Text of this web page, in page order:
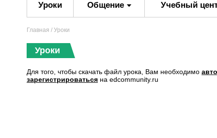
Уроки Общение Учебный
Главная / Уроки
Уроки
Для того, чтобы скачать файл урока, Вам необходимо
зарегистрироваться на edcommunity.ru